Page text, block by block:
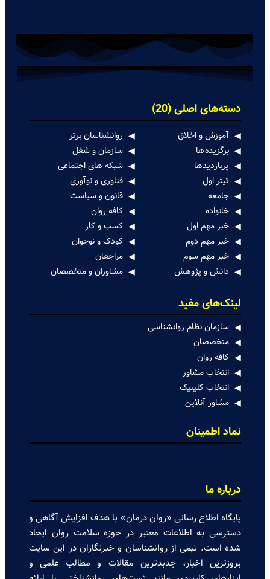
دسته‌های اصلی (20)
آموزش و اخلاق
برگزیده ها
پربازدیدها
تیتر اول
جامعه
خانواده
خبر مهم اول
خبر مهم دوم
خبر مهم سوم
دانش و پژوهش
روانشناسان برتر
سازمان و شغل
شبکه های اجتماعی
فناوری و نوآوری
قانون و سیاست
کافه روان
کسب و کار
کودک و نوجوان
مراجعان
مشاوران و متخصصان
لینک‌های مفید
سازمان نظام روانشناسی
متخصصان
کافه روان
انتخاب مشاور
انتخاب کلینیک
مشاور آنلاین
نماد اطمینان
درباره ما
پایگاه اطلاع رسانی «روان درمان» با هدف افزایش آگاهی و
دسترسی به اطلاعات معتبر در حوزه سلامت روان ایجاد
شده است. تیمی از روانشناسان و خبرنگاران در این سایت
بروزترین اخبار، جدبدترین مقالات و مطالب علمی و